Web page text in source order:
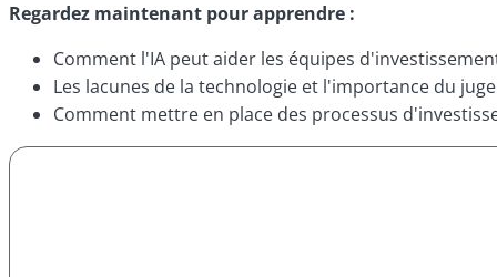
Regardez maintenant pour apprendre :
Comment l'IA peut aider les équipes
Les lacunes de la technologie et l'importance du
Comment mettre en place des processus